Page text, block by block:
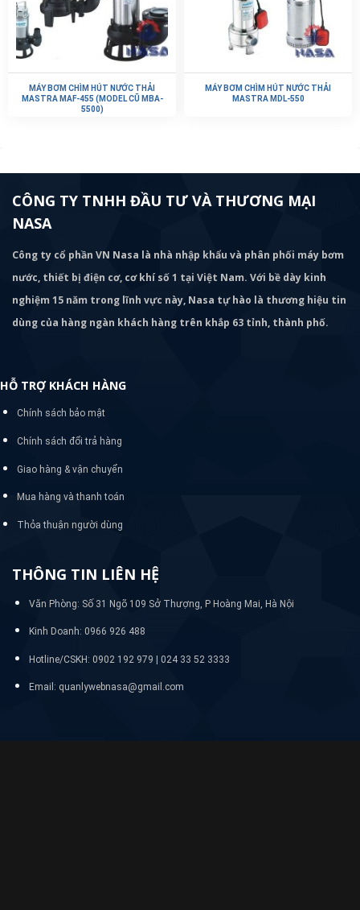
MÁY BƠM CHÌM HÚT NƯỚC THẢI
MASTRA MAF-455 (MODEL CŨ MBA-
5500)
MÁY BƠM CHÌM HÚT NƯỚC THẢI
MASTRA MDL-550
CÔNG TY TNHH ĐẦU TƯ VÀ THƯƠNG MẠI
NASA
Công ty cổ phần VN Nasa là nhà nhập khẩu và phân phối máy bơm
nước, thiết bị điện cơ, cơ khí số 1 tại Việt Nam. Với bề dày kinh
nghiệm 15 năm trong lĩnh vực này, Nasa tự hào là thương hiệu tin
dùng của hàng ngàn khách hàng trên khắp 63 tỉnh, thành phố.
HỖ TRỢ KHÁCH HÀNG
Chính sách bảo mật
Chính sách đổi trả hàng
Giao hàng & vận chuyển
Mua hàng và thanh toán
Thỏa thuận người dùng
THÔNG TIN LIÊN HỆ
Văn Phòng: Số 31 Ngõ 109 Sở Thượng, P Hoàng Mai, Hà Nội
Kinh Doanh: 0966 926 488
Hotline/CSKH: 0902 192 979 | 024 33 52 3333
Email: quanlywebnasa@gmail.com